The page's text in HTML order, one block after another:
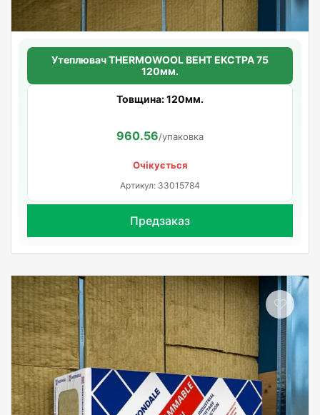
Утеплювач THERMOWOOL ВЕНТ ЕКСТРА 75
120мм.
Товщина: 120мм.
960.56/упаковка
Очікується
Артикул: 33015784
Предзаказ